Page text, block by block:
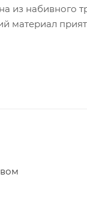
из набивного
материал